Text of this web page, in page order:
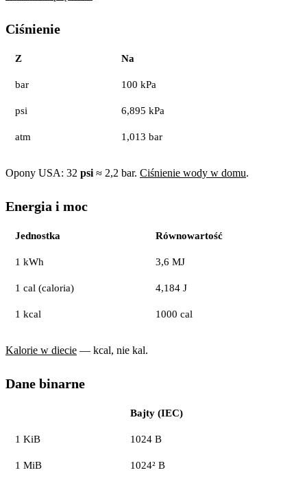
Ciśnienie
Z Na
bar 100 kPa
psi 6,895 kPa
atm 1,013 bar
Opony USA: 32 psi ≈ 2,2 bar. Ciśnienie wody w domu.
Energia i moc
Jednostka Równowartość
1 kWh 3,6 MJ
1 cal (caloria) 4,184 J
1 kcal 1000 cal
Kalorie w diecie — kcal, nie kal.
Dane binarne
Bajty (IEC)
1 KiB 1024 B
1 MiB 1024² B